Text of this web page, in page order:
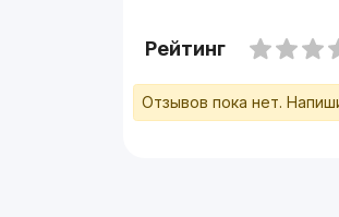
Рейтинг
Отзывов пока нет.